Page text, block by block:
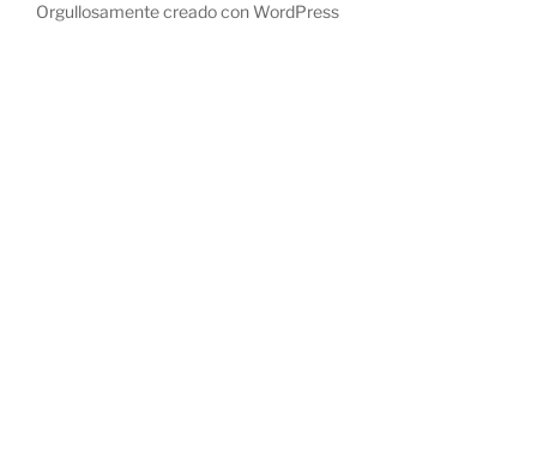
Orgullosamente creado con WordPress